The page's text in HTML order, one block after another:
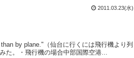
2011.03.23(水)
by plane."（仙台に行くには飛行機より列
た。・飛行機の場合中部国際空港...